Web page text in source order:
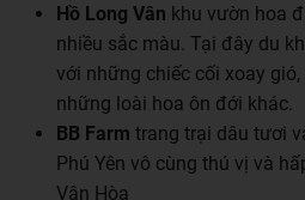
Hồ Long Vân khu vườn hoa
nhiều sắc màu. Tại đây du
với những chiếc cối xoay
những loài hoa ôn đới khác.
BB Farm trang trại dâu tươi
Phú Yên vô cùng thú vị và
Vân Hòa